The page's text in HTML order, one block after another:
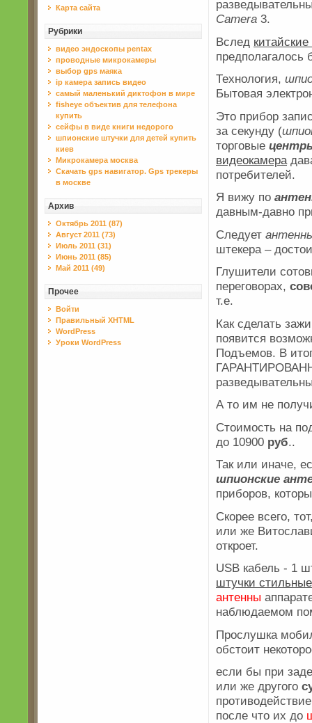
Карта сайта
Рубрики
видео эндоскопы pentax
проводные микрокамеры
выбор gps маяка
ip камера запись видео
самый маленький диктофон в мире
fisheye объектив для телефона
купить
сейфы в виде книги недорого
шпионские штучки для детей купить
киев
Микрокамера москва
Скачать gps навигатор. Gps трекеры
в москве
Архив
Октябрь 2011 (87)
Август 2011 (73)
Июль 2011 (31)
Июнь 2011 (85)
Май 2011 (49)
Прочее
Войти
Правильный XHTML
WordPress
Уроки WordPress
Camera 3.
Вслед
предполагалось
Технология,
Бытовая
Это прибор
за секунду (
торговые
видеокамера
потребителей.
Я вижу по
давным-давно
Следует
штекера –
Глушители
переговорах,
т.е.
Как сделать
появится
Подъемов. В
А то им не
Стоимость на
до 10900 руб..
Так или иначе,
шпионские
приборов,
Скорее всего,
или же
откроет.
USB кабель - 1
штучки
антенны
наблюдаемом
Прослушка
обстоит
если бы при
или же другого
после что их до